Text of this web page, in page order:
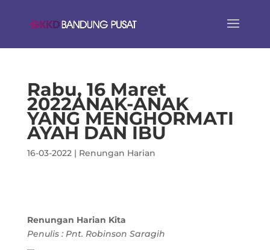
Rabu, 16 Maret
2022ANAK-ANAK
YANG MENGHORMATI
AYAH DAN IBU
16-03-2022| Renungan Harian
Renungan Harian Kita
Penulis : Pnt. Robinson Saragih